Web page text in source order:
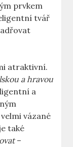
prvkem
tvář
atraktivní.
a hravou
a
vázané
také
–